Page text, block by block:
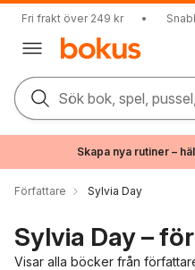
Fri frakt över 249 kr •
Sök bok, spel,
Skapa nya rutiner –
Författare Sylvia Day
Sylvia Day –
Visar alla böcker från